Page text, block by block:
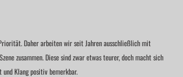
Daher arbeiten wir seit Jahren ausschließlich mit
zusammen. Diese sind zwar etwas teurer, doch macht sich
Klang positiv bemerkbar.